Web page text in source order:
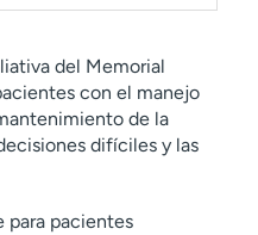
del Memorial
con el manejo
de la
difíciles y las
para pacientes